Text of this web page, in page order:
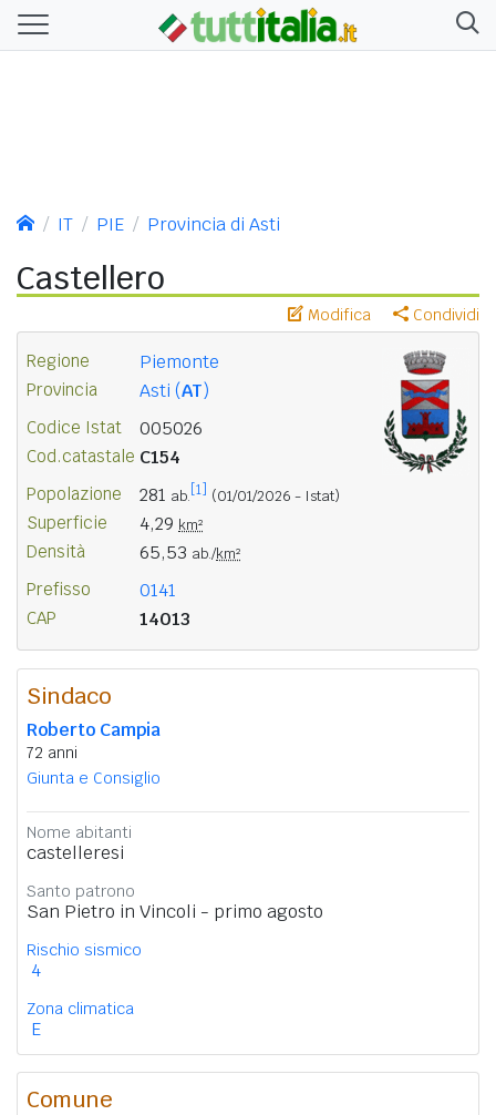
IT PIE Provincia di Asti
Castellero
Modifica Condividi
Regione Piemonte
Provincia Asti (AT)
Codice Istat 005026
Cod.catastale C154
Popolazione 281 ab. [1] (01/01/2026 - Istat)
Superficie 4,29 km²
Densità 65,53 ab./km²
Prefisso 0141
CAP 14013
Sindaco
Roberto Campia
72 anni
Giunta e Consiglio
Nome abitanti
castelleresi
Santo patrono
San Pietro in Vincoli - primo agosto
Rischio sismico
4
Zona climatica
E
Comune